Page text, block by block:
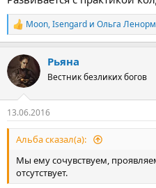
Р
е
к
ц
и
Moon,Isengard и Ольга
Рьяна
Вестник безликих богов
13.06.2016
Альба сказал(а):
Мы ему сочувствуем,
отсутствует.